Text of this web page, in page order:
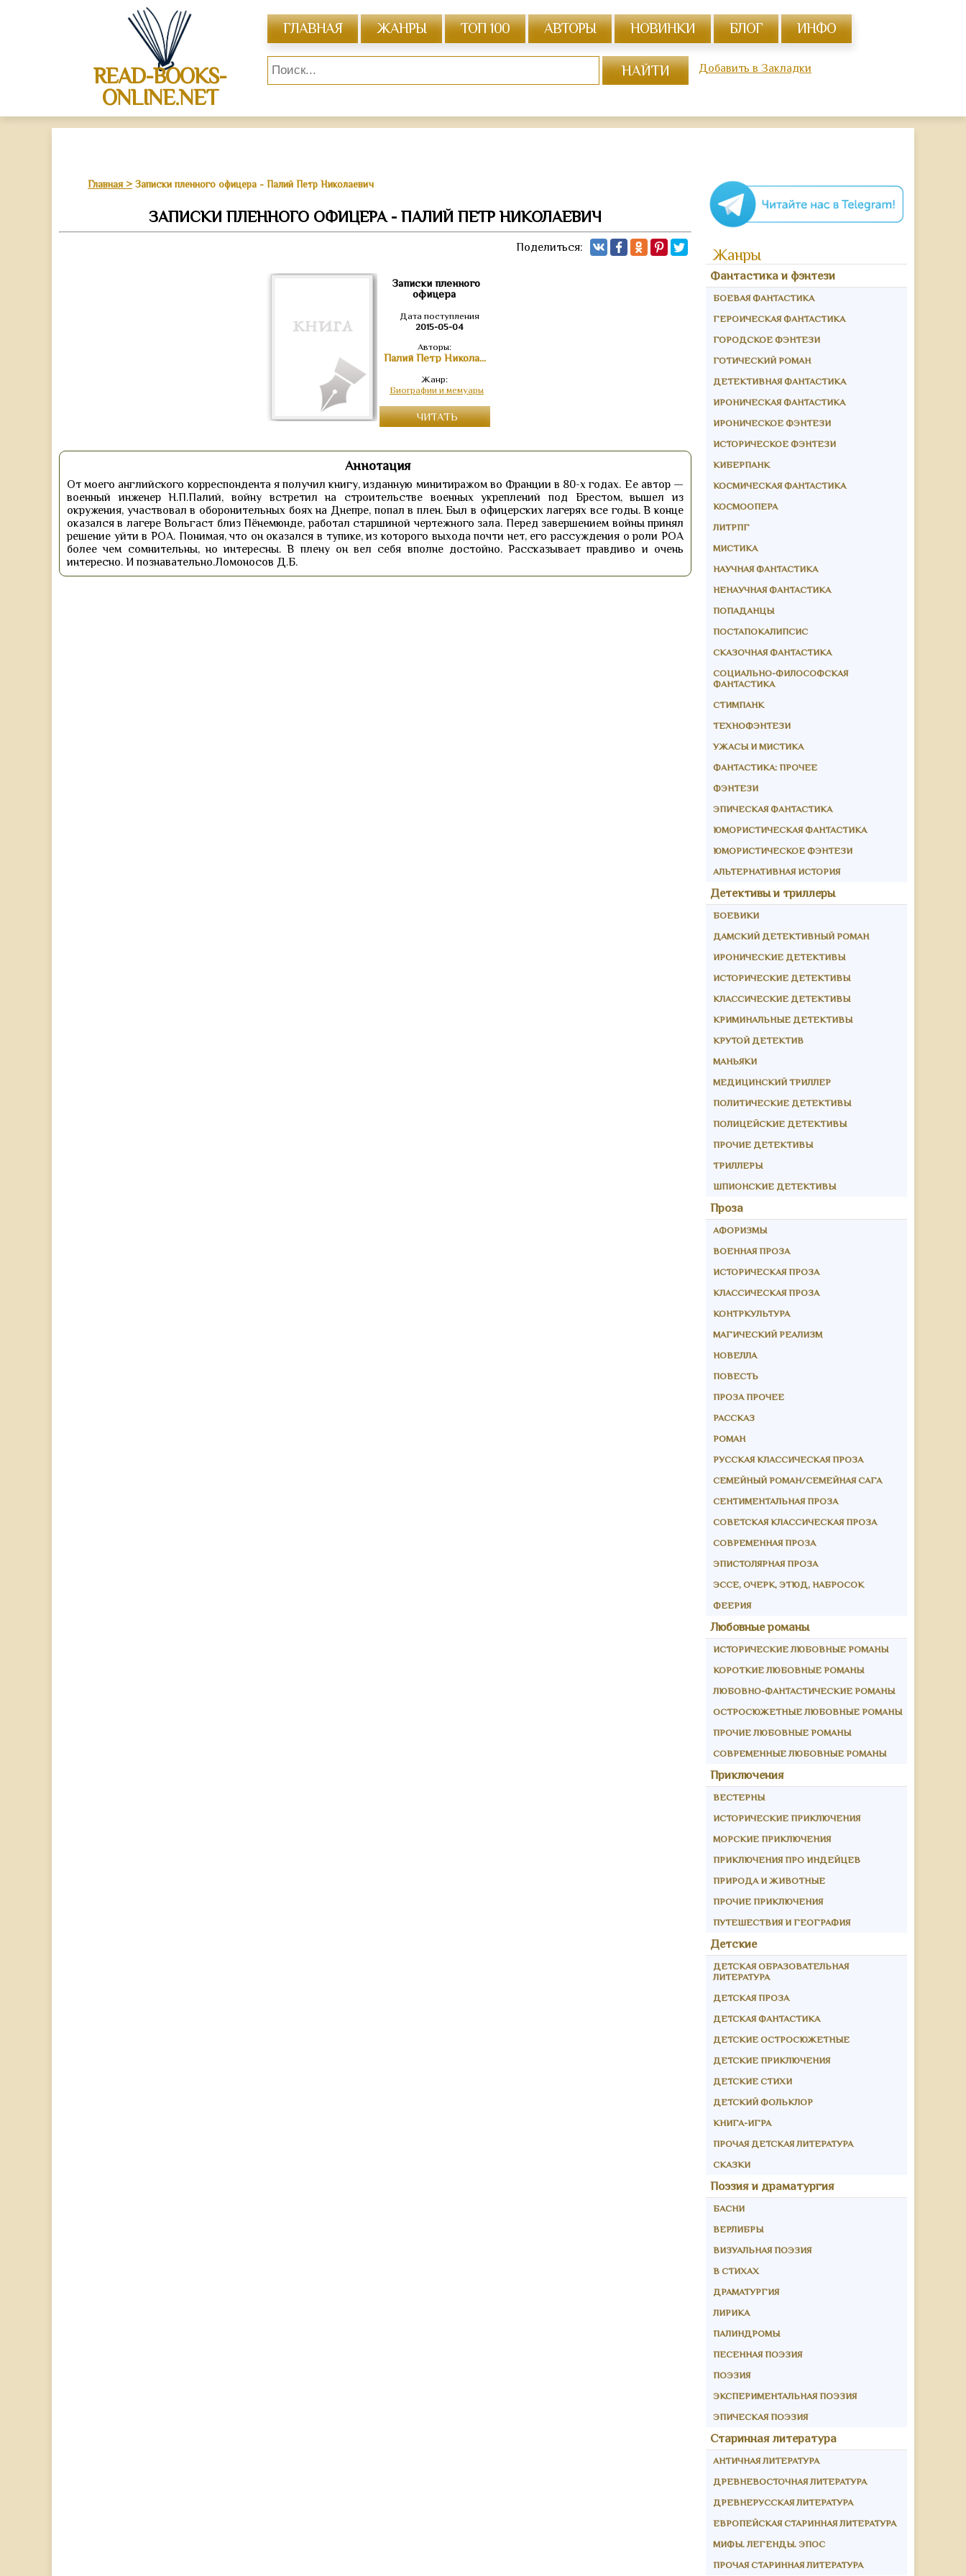
READ-BOOKS-
ONLINE.NET
ГЛАВНАЯ ЖАНРЫ ТОП 100 АВТОРЫ НОВИНКИ БЛОГ ИНФО
Добавить в Закладки
Главная Записки пленного офицера - Палий Петр Николаевич
ЗАПИСКИ ПЛЕННОГО ОФИЦЕРА - ПАЛИЙ ПЕТР НИКОЛАЕВИЧ
Поделиться:
Записки пленного
офицера
Дата поступления
2015-05-04
Авторы:
Палий Петр Николаевич
Жанр:
Биографии и мемуары
ЧИТАТЬ
Аннотация
От моего английского корреспондента я получил книгу, изданную минитиражом во Франции в 80-х годах. Ее автор —
военный инженер Н.П.Палий, войну встретил на строительстве военных укреплений под Брестом, вышел из
окружения, участвовал в оборонительных боях на Днепре, попал в плен. Был в офицерских лагерях все годы. В конце
оказался в лагере Вольгаст близ Пёнемюнде, работал старшиной чертежного зала. Перед завершением войны принял
решение уйти в РОА. Понимая, что он оказался в тупике, из которого выхода почти нет, его рассуждения о роли РОА
более чем сомнительны, но интересны. В плену он вел себя вполне достойно. Рассказывает правдиво и очень
интересно. И познавательно.Ломоносов Д.Б.
Жанры
Фантастика и фэнтези
БОЕВАЯ ФАНТАСТИКА
ГЕРОИЧЕСКАЯ ФАНТАСТИКА
ГОРОДСКОЕ ФЭНТЕЗИ
ГОТИЧЕСКИЙ РОМАН
ДЕТЕКТИВНАЯ ФАНТАСТИКА
ИРОНИЧЕСКАЯ ФАНТАСТИКА
ИРОНИЧЕСКОЕ ФЭНТЕЗИ
ИСТОРИЧЕСКОЕ ФЭНТЕЗИ
КИБЕРПАНК
КОСМИЧЕСКАЯ ФАНТАСТИКА
КОСМООПЕРА
ЛИТРПГ
МИСТИКА
НАУЧНАЯ ФАНТАСТИКА
НЕНАУЧНАЯ ФАНТАСТИКА
ПОПАДАНЦЫ
ПОСТАПОКАЛИПСИС
СКАЗОЧНАЯ ФАНТАСТИКА
СОЦИАЛЬНО-ФИЛОСОФСКАЯ
ФАНТАСТИКА
СТИМПАНК
ТЕХНОФЭНТЕЗИ
УЖАСЫ И МИСТИКА
ФАНТАСТИКА: ПРОЧЕЕ
ФЭНТЕЗИ
ЭПИЧЕСКАЯ ФАНТАСТИКА
ЮМОРИСТИЧЕСКАЯ ФАНТАСТИКА
ЮМОРИСТИЧЕСКОЕ ФЭНТЕЗИ
АЛЬТЕРНАТИВНАЯ ИСТОРИЯ
Детективы и триллеры
БОЕВИКИ
ДАМСКИЙ ДЕТЕКТИВНЫЙ РОМАН
ИРОНИЧЕСКИЕ ДЕТЕКТИВЫ
ИСТОРИЧЕСКИЕ ДЕТЕКТИВЫ
КЛАССИЧЕСКИЕ ДЕТЕКТИВЫ
КРИМИНАЛЬНЫЕ ДЕТЕКТИВЫ
КРУТОЙ ДЕТЕКТИВ
МАНЬЯКИ
МЕДИЦИНСКИЙ ТРИЛЛЕР
ПОЛИТИЧЕСКИЕ ДЕТЕКТИВЫ
ПОЛИЦЕЙСКИЕ ДЕТЕКТИВЫ
ПРОЧИЕ ДЕТЕКТИВЫ
ТРИЛЛЕРЫ
ШПИОНСКИЕ ДЕТЕКТИВЫ
Проза
АФОРИЗМЫ
ВОЕННАЯ ПРОЗА
ИСТОРИЧЕСКАЯ ПРОЗА
КЛАССИЧЕСКАЯ ПРОЗА
КОНТРКУЛЬТУРА
МАГИЧЕСКИЙ РЕАЛИЗМ
НОВЕЛЛА
ПОВЕСТЬ
ПРОЗА ПРОЧЕЕ
РАССКАЗ
РОМАН
РУССКАЯ КЛАССИЧЕСКАЯ ПРОЗА
СЕМЕЙНЫЙ РОМАН/СЕМЕЙНАЯ САГА
СЕНТИМЕНТАЛЬНАЯ ПРОЗА
СОВЕТСКАЯ КЛАССИЧЕСКАЯ ПРОЗА
СОВРЕМЕННАЯ ПРОЗА
ЭПИСТОЛЯРНАЯ ПРОЗА
ЭССЕ, ОЧЕРК, ЭТЮД, НАБРОСОК
ФЕЕРИЯ
Любовные романы
ИСТОРИЧЕСКИЕ ЛЮБОВНЫЕ РОМАНЫ
КОРОТКИЕ ЛЮБОВНЫЕ РОМАНЫ
ЛЮБОВНО-ФАНТАСТИЧЕСКИЕ РОМАНЫ
ОСТРОСЮЖЕТНЫЕ ЛЮБОВНЫЕ РОМАНЫ
ПРОЧИЕ ЛЮБОВНЫЕ РОМАНЫ
СОВРЕМЕННЫЕ ЛЮБОВНЫЕ РОМАНЫ
Приключения
ВЕСТЕРНЫ
ИСТОРИЧЕСКИЕ ПРИКЛЮЧЕНИЯ
МОРСКИЕ ПРИКЛЮЧЕНИЯ
ПРИКЛЮЧЕНИЯ ПРО ИНДЕЙЦЕВ
ПРИРОДА И ЖИВОТНЫЕ
ПРОЧИЕ ПРИКЛЮЧЕНИЯ
ПУТЕШЕСТВИЯ И ГЕОГРАФИЯ
Детские
ДЕТСКАЯ ОБРАЗОВАТЕЛЬНАЯ
ЛИТЕРАТУРА
ДЕТСКАЯ ПРОЗА
ДЕТСКАЯ ФАНТАСТИКА
ДЕТСКИЕ ОСТРОСЮЖЕТНЫЕ
ДЕТСКИЕ ПРИКЛЮЧЕНИЯ
ДЕТСКИЕ СТИХИ
ДЕТСКИЙ ФОЛЬКЛОР
КНИГА-ИГРА
ПРОЧАЯ ДЕТСКАЯ ЛИТЕРАТУРА
СКАЗКИ
Поэзия и драматургия
БАСНИ
ВЕРЛИБРЫ
ВИЗУАЛЬНАЯ ПОЭЗИЯ
В СТИХАХ
ДРАМАТУРГИЯ
ЛИРИКА
ПАЛИНДРОМЫ
ПЕСЕННАЯ ПОЭЗИЯ
ПОЭЗИЯ
ЭКСПЕРИМЕНТАЛЬНАЯ ПОЭЗИЯ
ЭПИЧЕСКАЯ ПОЭЗИЯ
Старинная литература
АНТИЧНАЯ ЛИТЕРАТУРА
ДРЕВНЕВОСТОЧНАЯ ЛИТЕРАТУРА
ДРЕВНЕРУССКАЯ ЛИТЕРАТУРА
ЕВРОПЕЙСКАЯ СТАРИННАЯ ЛИТЕРАТУРА
МИФЫ. ЛЕГЕНДЫ. ЭПОС
ПРОЧАЯ СТАРИННАЯ ЛИТЕРАТУРА